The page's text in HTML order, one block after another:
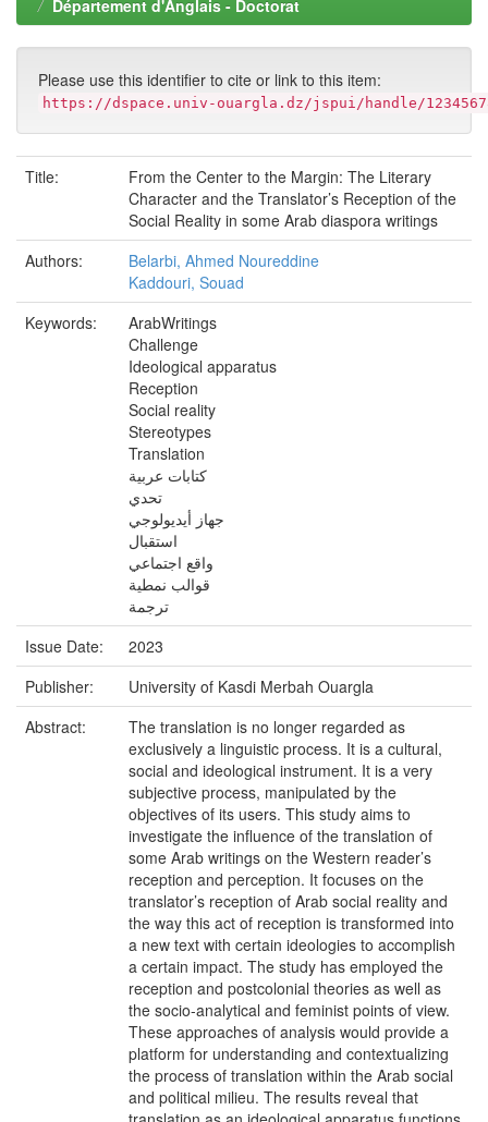
Département d'Anglais - Doctorat
Please use this identifier to cite or link to this item:
https://dspace.univ-ouargla.dz/jspui/handle/
Title:
From the Center to the Margin: The Literary
Character and the Translator’s Reception of the
Social Reality in some Arab diaspora writings
Authors:
Belarbi, Ahmed Noureddine
Kaddouri, Souad
Keywords:
ArabWritings
Challenge
Ideological apparatus
Reception
Social reality
Stereotypes
Translation
كتابات عربية
تحدي
جهاز أيديولوجي
استقبال
واقع اجتماعي
قوالب نمطية
ترجمة
Issue Date:
2023
Publisher:
University of Kasdi Merbah Ouargla
Abstract:
The translation is no longer regarded as
exclusively a linguistic process. It is a cultural,
social and ideological instrument. It is a very
subjective process, manipulated by the
objectives of its users. This study aims to
investigate the influence of the translation of
some Arab writings on the Western reader’s
reception and perception. It focuses on the
translator’s reception of Arab social reality and
the way this act of reception is transformed into
a new text with certain ideologies to accomplish
a certain impact. The study has employed the
reception and postcolonial theories as well as
the socio-analytical and feminist points of view.
These approaches of analysis would provide a
platform for understanding and contextualizing
the process of translation within the Arab social
and political milieu. The results reveal that